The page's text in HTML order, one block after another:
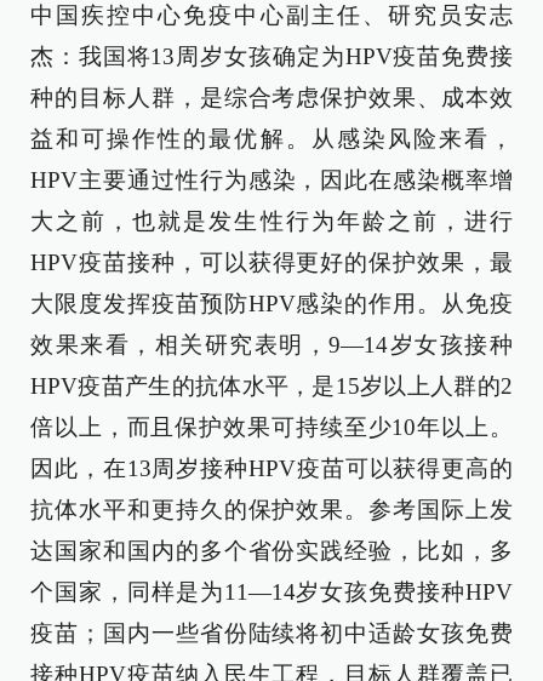
中国疾控中心免疫中心副主任、研究员安志
杰：我国将13周岁女孩确定为HPV疫苗免费接
种的目标人群，是综合考虑保护效果、成本效
益和可操作性的最优解。从感染风险来看，
HPV主要通过性行为感染，因此在感染概率增
大之前，也就是发生性行为年龄之前，进行
HPV疫苗接种，可以获得更好的保护效果，最
大限度发挥疫苗预防HPV感染的作用。从免疫
效果来看，相关研究表明，9—14岁女孩接种
HPV疫苗产生的抗体水平，是15岁以上人群的2
倍以上，而且保护效果可持续至少10年以上。
因此，在13周岁接种HPV疫苗可以获得更高的
抗体水平和更持久的保护效果。参考国际上发
达国家和国内的多个省份实践经验，比如，多
个国家，同样是为11—14岁女孩免费接种HPV
疫苗；国内一些省份陆续将初中适龄女孩免费
接种HPV疫苗纳入民生工程，目标人群覆盖已